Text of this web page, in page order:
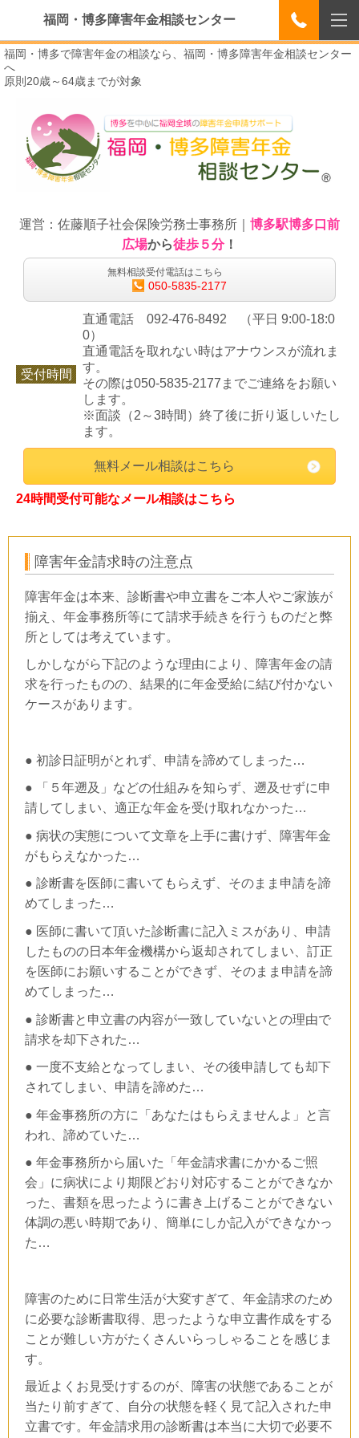
福岡・博多障害年金相談センター
福岡・博多で障害年金の相談なら、福岡・博多障害年金相談センター
へ
原則20歳～64歳までが対象
運営：佐藤順子社会保険労務士事務所｜ 博多駅博多口前
広場から徒歩５分！
無料相談受付電話はこちら
050-5835-2177
受付時間
直通電話 092-476-8492 （平日 9:00-18:0
0）
直通電話を取れない時はアナウンスが流れま
す。
その際は050-5835-2177までご連絡をお願い
します。
※面談（2～3時間）終了後に折り返しいたし
ます。
無料メール相談はこちら
24時間受付可能なメール相談はこちら
障害年金請求時の注意点
障害年金は本来、診断書や申立書をご本人やご家族が
揃え、年金事務所等にて請求手続きを行うものだと弊
所としては考えています。
しかしながら下記のような理由により、障害年金の請
求を行ったものの、結果的に年金受給に結び付かない
ケースがあります。
● 初診日証明がとれず、申請を諦めてしまった…
● 「５年遡及」などの仕組みを知らず、遡及せずに申
請してしまい、適正な年金を受け取れなかった…
● 病状の実態について文章を上手に書けず、障害年金
がもらえなかった…
● 診断書を医師に書いてもらえず、そのまま申請を諦
めてしまった…
● 医師に書いて頂いた診断書に記入ミスがあり、申請
したものの日本年金機構から返却されてしまい、訂正
を医師にお願いすることができず、そのまま申請を諦
めてしまった…
● 診断書と申立書の内容が一致していないとの理由で
請求を却下された…
● 一度不支給となってしまい、その後申請しても却下
されてしまい、申請を諦めた…
● 年金事務所の方に「あなたはもらえませんよ」と言
われ、諦めていた…
● 年金事務所から届いた「年金請求書にかかるご照
会」に病状により期限どおり対応することができなか
った、書類を思ったように書き上げることができない
体調の悪い時期であり、簡単にしか記入ができなかっ
た…
障害のために日常生活が大変すぎて、年金請求のため
に必要な診断書取得、思ったような申立書作成をする
ことが難しい方がたくさんいらっしゃることを感じま
す。
最近よくお見受けするのが、障害の状態であることが
当たり前すぎて、自分の状態を軽く見て記入された申
立書です。年金請求用の診断書は本当に大切で必要不